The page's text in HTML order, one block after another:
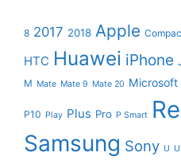
8 2017 2018 Apple
HTC Huawei iPhone
M Mate Mate 9 Mate 20 Microsoft
P10 Play Plus Pro P Smart
Samsung Sony U